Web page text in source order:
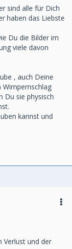
sind alle für Dich
haben das Liebste
Du die Bilder im
viele davon
, auch Deine
Du sie physisch
kannst und
Verlust und der